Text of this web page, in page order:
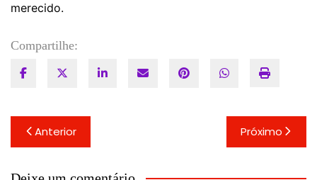
merecido.
Compartilhe:
Navegação
de
Post
Anterior Próximo